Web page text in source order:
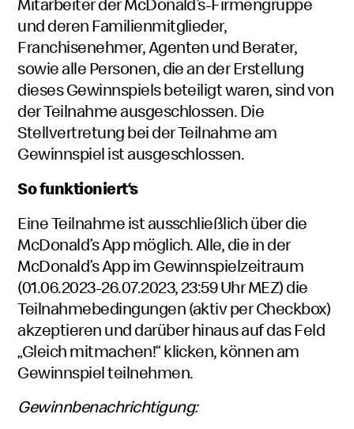
Mitarbeiter der McDonald’s-Firmengruppe
und deren Familienmitglieder,
Franchisenehmer, Agenten und Berater,
sowie alle Personen, die an der Erstellung
dieses Gewinnspiels beteiligt waren, sind von
der Teilnahme ausgeschlossen. Die
Stellvertretung bei der Teilnahme am
Gewinnspiel ist ausgeschlossen.
So funktioniert‘s
Eine Teilnahme ist ausschließlich über die
McDonald’s App möglich. Alle, die in der
McDonald’s App im Gewinnspielzeitraum
(01.06.2023-26.07.2023, 23:59 Uhr MEZ) die
Teilnahmebedingungen (aktiv per Checkbox)
akzeptieren und darüber hinaus auf das Feld
„Gleich mitmachen!“ klicken, können am
Gewinnspiel teilnehmen.
Gewinnbenachrichtigung: